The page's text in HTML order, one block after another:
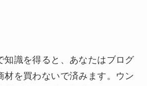
知識を得ると、あなたはブログ
材を買わないで済みます。ウン